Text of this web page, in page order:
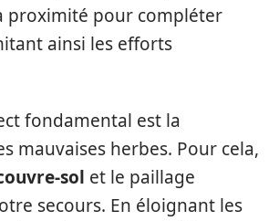
proximité pour compléter
ainsi les efforts
fondamental est la
mauvaises herbes. Pour cela,
sol et le paillage
secours. En éloignant les